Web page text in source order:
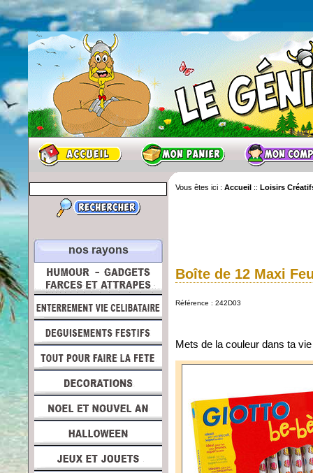
nos rayons
Vous êtes ici : Accueil :: Loisirs
Boîte de 12 Maxi
Référence : 242D03
Mets de la couleur dans ta